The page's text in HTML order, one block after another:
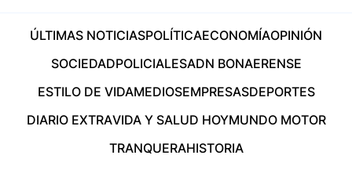
ÚLTIMAS NOTICIASPOLÍTICAECONOMÍAOPINIÓN
SOCIEDADPOLICIALESADN BONAERENSE
ESTILO DE VIDAMEDIOSEMPRESASDEPORTES
DIARIO EXTRAVIDA Y SALUD HOYMUNDO MOTOR
TRANQUERAHISTORIA